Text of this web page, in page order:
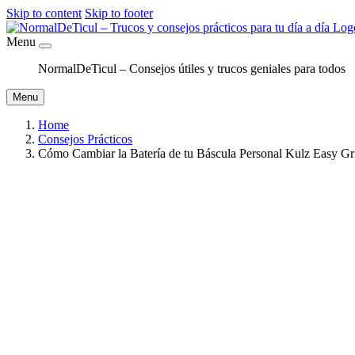
Skip to content Skip to footer
Menu
NormalDeTicul – Consejos útiles y trucos geniales para todos
Menu
Home
Consejos Prácticos
Cómo Cambiar la Batería de tu Báscula Personal Kulz Easy